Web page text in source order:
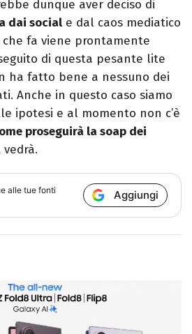
dunque aver deciso di
dai social e dal caos mediatico
che fa viene prontamente
di questa pesante lite
ha fatto bene a nessuno dei
Anche in questo caso siamo
ipotesi e al momento non c’è
proseguirà la soap dei
vedrà.
alle tue fonti
Aggiungi